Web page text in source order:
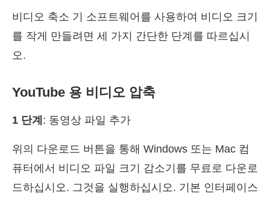
비디오 축소 기 소프트웨어를 사용하여 비디오 크기
를 작게 만들려면 세 가지 간단한 단계를 따르십시
오.
YouTube 용 비디오 압축
1 단계 : 동영상 파일 추가
위의 다운로드 버튼을 통해 Windows 또는 Mac 컴
퓨터에서 비디오 파일 크기 감소기를 무료로 다운로
드하십시오. 그것을 실행하십시오. 기본 인터페이스